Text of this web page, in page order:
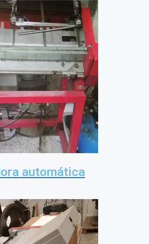
automática